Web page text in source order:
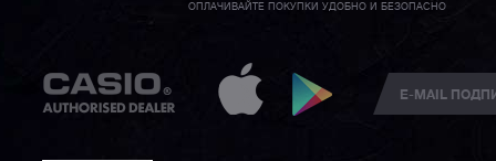
ОПЛАЧИВАЙТЕ ПОКУПКИ УДОБНО И БЕЗОПАСНО